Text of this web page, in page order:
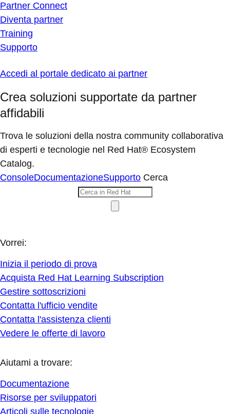
Partner Connect
Diventa partner
Training
Supporto
Accedi al portale dedicato ai partner
Crea soluzioni supportate da partner
affidabili
Trova le soluzioni della nostra community collaborativa
di esperti e tecnologie nel Red Hat® Ecosystem
Catalog.
ConsoleDocumentazioneSupporto Cerca
Vorrei:
Inizia il periodo di prova
Acquista Red Hat Learning Subscription
Gestire sottoscrizioni
Contatta l'ufficio vendite
Contatta l'assistenza clienti
Vedere le offerte di lavoro
Aiutami a trovare:
Documentazione
Risorse per sviluppatori
Articoli sulle tecnologie